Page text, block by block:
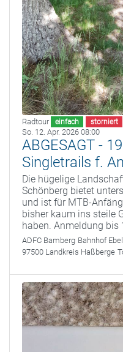
Radtour einfach storniert
So. 12. Apr. 2026 08:00
ABGESAGT -
Singletrails f.
Die hügelige
Schönberg bietet
und ist für MTB-
bisher kaum ins steile
haben. Anmeldung bis
ADFC Bamberg Bahnhof
97500 Landkreis Haßberge